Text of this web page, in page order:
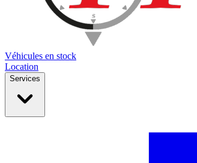
Véhicules en stock
Location
Services